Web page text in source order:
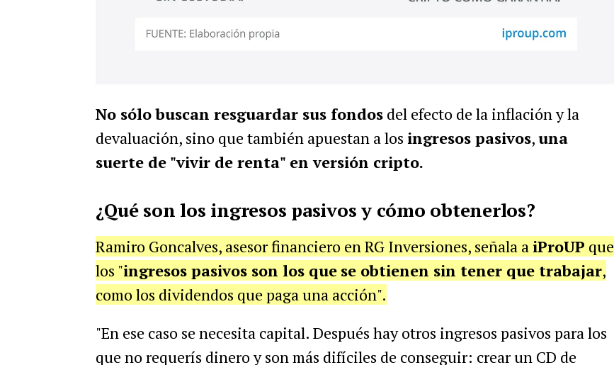
No sólo buscan resguardar sus fondosdel efecto de la inflación y la
devaluación, sino que también apuestan a los ingresos pasivos,una
suerte de "vivir de renta" en versión cripto.
¿Qué son los ingresos pasivos y cómo obtenerlos?
Ramiro Goncalves, asesor financiero en RG Inversiones, señala a iProUP que
los "ingresos pasivos son los que se obtienen sin tener que trabajar,
como los dividendos que paga una acción".
"En ese caso se necesita capital. Después hay otros ingresos pasivos para los
que no requerís dinero y son más difíciles de conseguir: crear un CD de